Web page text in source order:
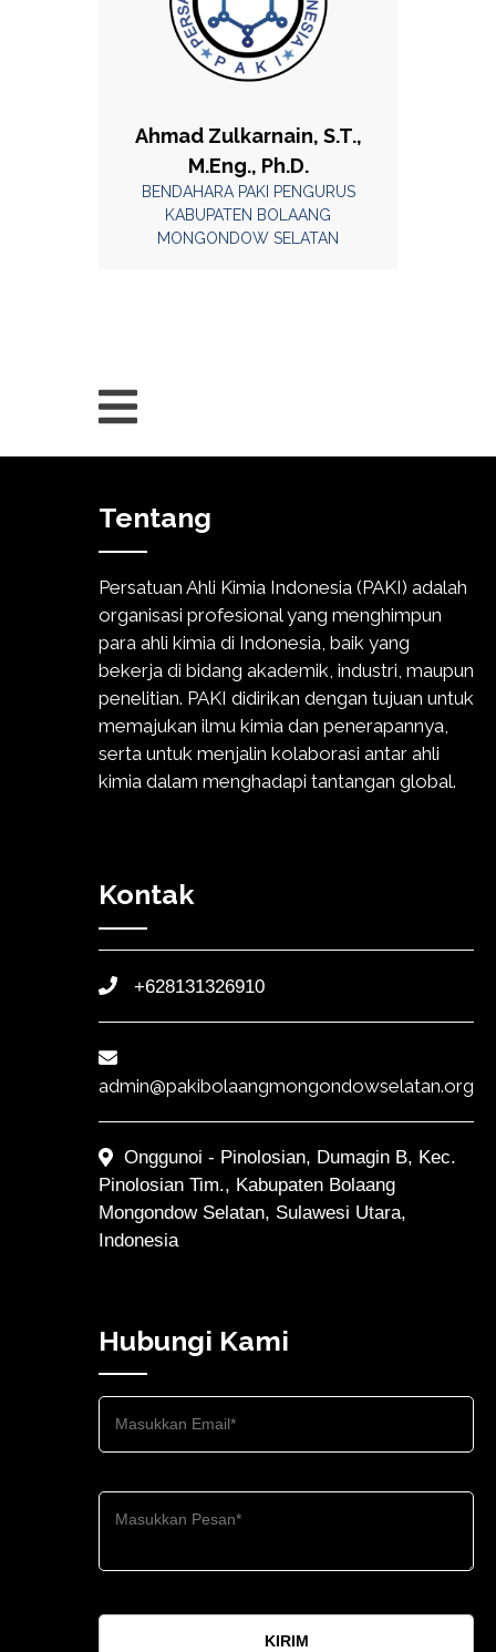
Ahmad Zulkarnain, S.T.,
M.Eng., Ph.D.
BENDAHARA PAKI PENGURUS
KABUPATEN BOLAANG
MONGONDOW SELATAN
Tentang
Persatuan Ahli Kimia Indonesia (PAKI) adalah
organisasi profesional yang menghimpun
para ahli kimia di Indonesia, baik yang
bekerja di bidang akademik, industri, maupun
penelitian. PAKI didirikan dengan tujuan untuk
memajukan ilmu kimia dan penerapannya,
serta untuk menjalin kolaborasi antar ahli
kimia dalam menghadapi tantangan global.
Kontak
+628131326910
admin@pakibolaangmongondowselatan.org
Onggunoi - Pinolosian, Dumagin B, Kec.
Pinolosian Tim., Kabupaten Bolaang
Mongondow Selatan, Sulawesi Utara,
Indonesia
Hubungi Kami
KIRIM